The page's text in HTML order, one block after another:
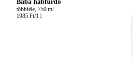
többféle, 750 ml
1985 Ft/1 l